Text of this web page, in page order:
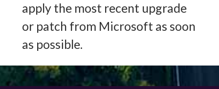
apply the most recent upgrade
or patch from Microsoft as soon
as possible.